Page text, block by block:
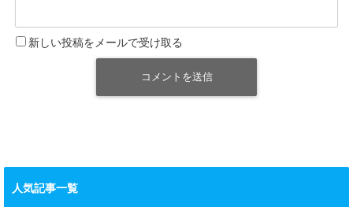
新しい投稿をメールで受け取る
人気記事一覧